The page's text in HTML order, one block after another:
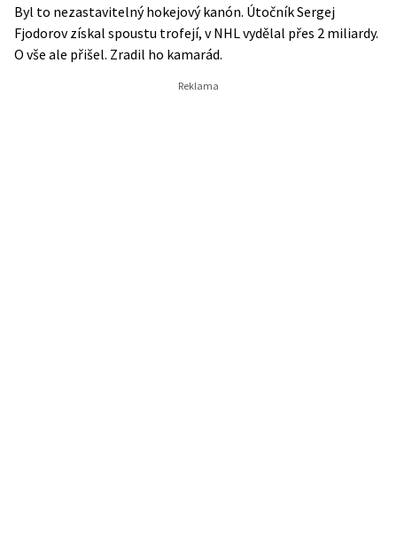
Byl to nezastavitelný hokejový kanón. Útočník Sergej
Fjodorov získal spoustu trofejí, v NHL vydělal přes 2 miliardy.
O vše ale přišel. Zradil ho kamarád.